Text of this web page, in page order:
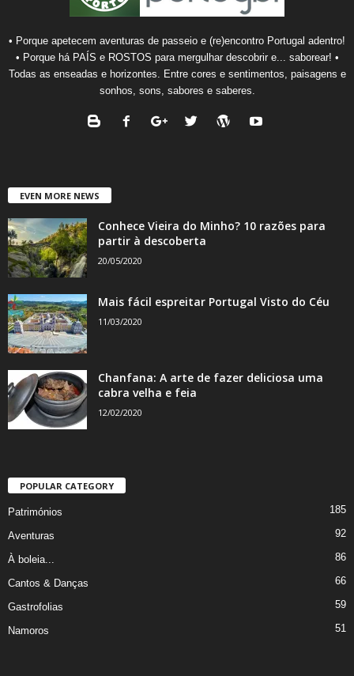
• Porque apetecem aventuras de passeio e (re)encontro Portugal adentro!
• Porque há PAÍS e ROSTOS para mergulhar descobrir e... saborear! •
Todas as enseadas e horizontes. Entre cores e sentimentos, paisagens e
sonhos, sons, sabores e saberes.
EVEN MORE NEWS
Conhece Vieira do Minho? 10 razões para
partir à descoberta
20/05/2020
Mais fácil espreitar Portugal Visto do Céu
11/03/2020
Chanfana: A arte de fazer deliciosa uma
cabra velha e feia
12/02/2020
POPULAR CATEGORY
Patrimónios 185
Aventuras 92
À boleia... 86
Cantos & Danças 66
Gastrofolias 59
Namoros 51